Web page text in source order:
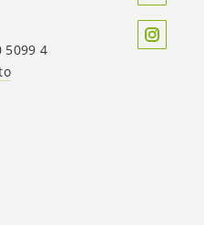
5099 4